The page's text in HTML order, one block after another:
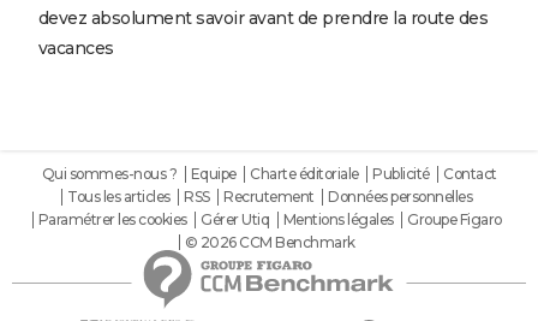
devez absolument savoir avant de prendre la route des
vacances
Qui sommes-nous ? Equipe Charte éditoriale Publicité
Contact
Tous les articles
RSS Recrutement
Données personnelles
Paramétrer les cookies
Gérer Utiq Mentions légales
Groupe Figaro
© 2026 CCM Benchmark